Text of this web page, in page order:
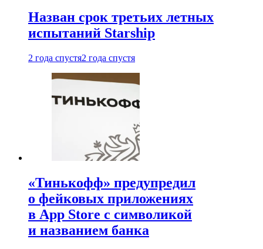
Назван срок третьих летных
испытаний Starship
2 года спустя2 года спустя
«Тинькофф» предупредил
о фейковых приложениях
в App Store с символикой
и названием банка